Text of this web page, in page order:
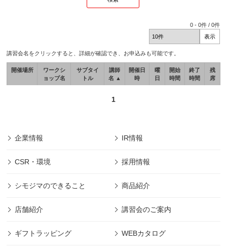
0 -0件 /0件
講習会名をクリックすると、詳細が確認でき、お申込みも可能です。
開催場所
ワークシ
ョップ名
サブタイ
トル
講師
名 ▲
開催日
時
曜
日
開始
時間
終了
時間
残
席
1
企業情報 IR情報
CSR・環境 採用情報
シモジマのできること 商品紹介
店舗紹介 講習会のご案内
ギフトラッピング WEBカタログ